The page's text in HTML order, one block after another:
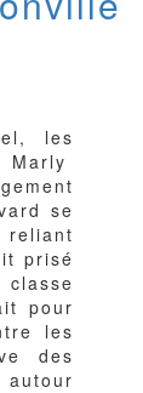
les
se
reliant
prisé
classe
pour
les
des
autour